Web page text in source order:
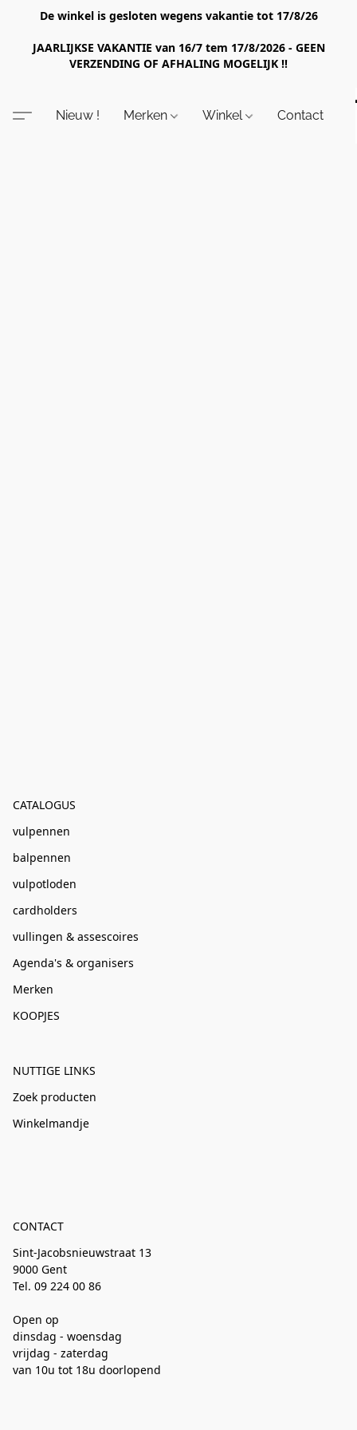
De winkel is gesloten wegens vakantie tot 17/8/26
JAARLIJKSE VAKANTIE van 16/7 tem 17/8/2026 - GEEN
VERZENDING OF AFHALING MOGELIJK !!
Nieuw ! Merken Winkel Contact
CATALOGUS
vulpennen
balpennen
vulpotloden
cardholders
vullingen & assescoires
Agenda's & organisers
Merken
KOOPJES
NUTTIGE LINKS
Zoek producten
Winkelmandje
CONTACT
Sint-Jacobsnieuwstraat 13
9000 Gent
Tel. 09 224 00 86
Open op
dinsdag - woensdag
vrijdag - zaterdag
van 10u tot 18u doorlopend